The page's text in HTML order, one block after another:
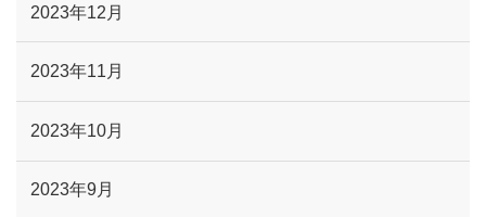
2023年12月
2023年11月
2023年10月
2023年9月